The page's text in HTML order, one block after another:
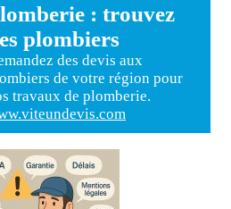
: trouvez
plombiers
des devis aux
de votre région pour
travaux de plomberie.